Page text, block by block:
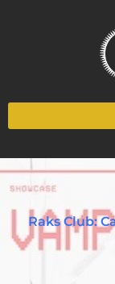
Raks Club: